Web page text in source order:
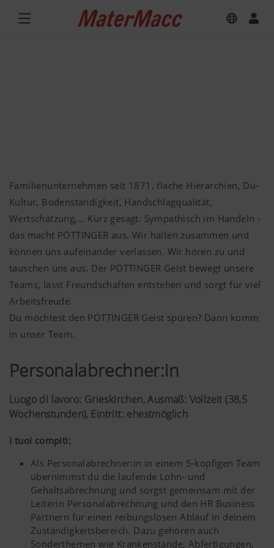
Familienunternehmen seit 1871, flache Hierarchien, Du-
Kultur, Bodenständigkeit, Handschlagqualität,
Wertschätzung,… Kurz gesagt: Sympathisch im Handeln -
das macht PÖTTINGER aus. Wir halten zusammen und
können uns aufeinander verlassen. Wir hören zu und
tauschen uns aus. Der PÖTTINGER Geist bewegt unsere
Teams, lässt Freundschaften entstehen und sorgt für viel
Arbeitsfreude.
Du möchtest den PÖTTINGER Geist spüren? Dann komm
in unser Team.
Personalabrechner:in
Luogo di lavoro: Grieskirchen, Ausmaß: Vollzeit (38,5
Wochenstunden), Eintritt: ehestmöglich
I tuoi compiti:
Als Personalabrechner:in in einem 5-köpfigen Team
übernimmst du die laufende Lohn- und
Gehaltsabrechnung und sorgst gemeinsam mit der
Leiterin Personalabrechnung und den HR Business
Partnern für einen reibungslosen Ablauf in deinem
Zuständigkeitsbereich. Dazu gehören auch
Sonderthemen wie Krankenstände, Abfertigungen,